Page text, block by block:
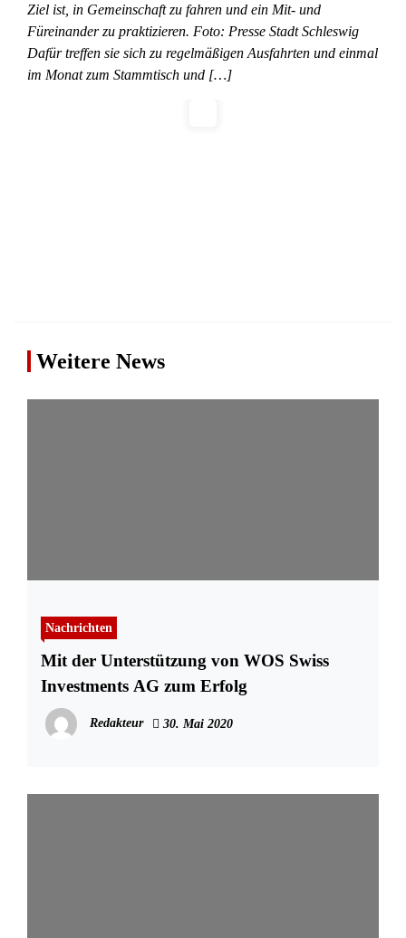
Ziel ist, in Gemeinschaft zu fahren und ein Mit- und
Füreinander zu praktizieren. Foto: Presse Stadt Schleswig
Dafür treffen sie sich zu regelmäßigen Ausfahrten und einmal
im Monat zum Stammtisch und […]
Weitere News
Nachrichten
Mit der Unterstützung von WOS Swiss
Investments AG zum Erfolg
Redakteur 30. Mai 2020